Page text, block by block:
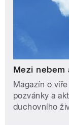
Mezi nebem
Magazín o
pozvánky a
duchovního